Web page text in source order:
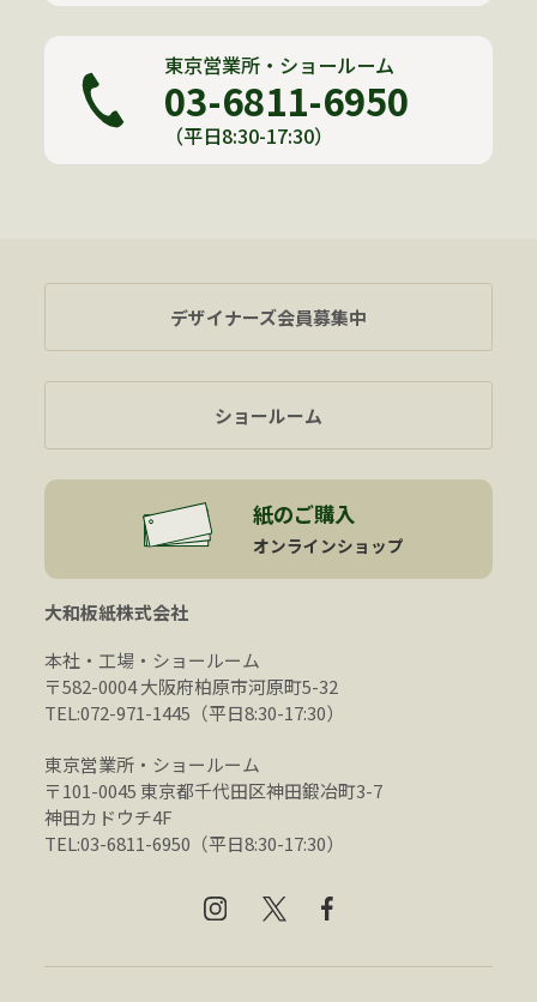
東京営業所・ショールーム
03-6811-6950
（平日8:30-17:30）
大和板紙株式会社
本社・工場・ショールーム
〒582-0004 大阪府柏原市河原町5-32
TEL:072-971-1445（平日8:30-17:30）
東京営業所・ショールーム
〒101-0045 東京都千代田区神田鍛冶町3-7
神田カドウチ4F
TEL:03-6811-6950（平日8:30-17:30）
デザイナーズ会員募集中
ショールーム
紙のご購入
オンラインショップ